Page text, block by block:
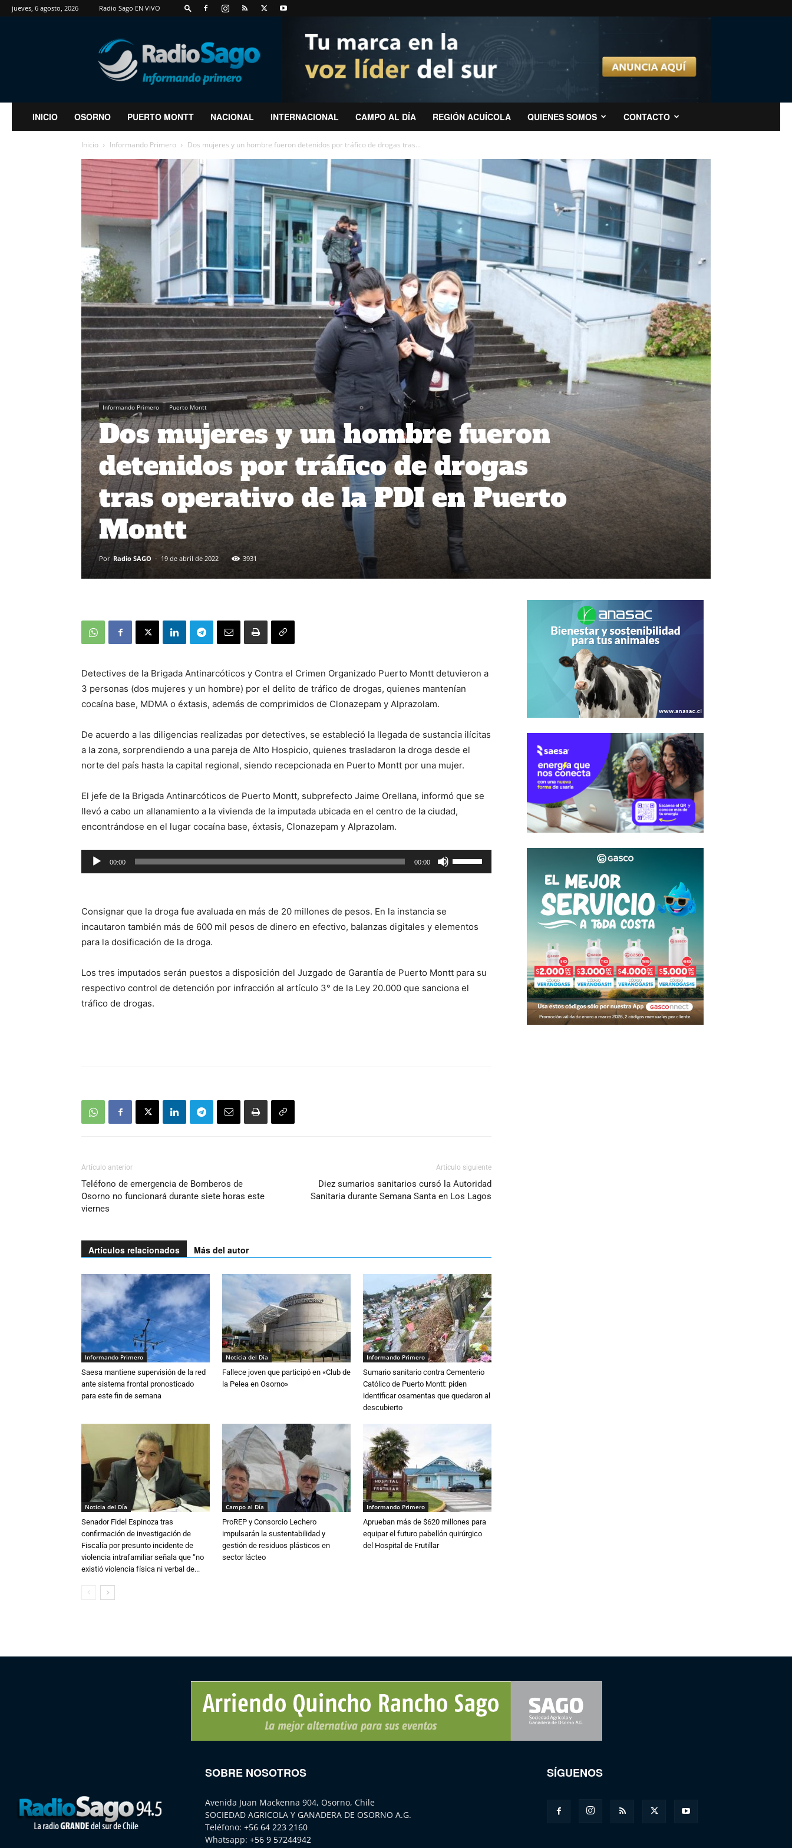
jueves, 6 agosto, 2026 Radio Sago EN VIVO
RadioSago
INICIO OSORNO PUERTO MONTT NACIONAL INTERNACIONAL CAMPO AL DÍA REGIÓN ACUÍCOLA QUIENES SOMOS CONTACTO
Inicio Informando Primero Dos mujeres y un hombre fueron detenidos por tráfico de drogas tras...
Informando Primero Puerto Montt
Dos mujeres y un hombre fueron
detenidos por tráfico de drogas
tras operativo de la PDI en Puerto
Montt
Por Radio SAGO - 19 de abril de 2022 3931
Detectives de la Brigada Antinarcóticos y Contra el Crimen Organizado Puerto Montt detuvieron a
3 personas (dos mujeres y un hombre) por el delito de tráfico de drogas, quienes mantenían
cocaína base, MDMA o éxtasis, además de comprimidos de Clonazepam y Alprazolam.
De acuerdo a las diligencias realizadas por detectives, se estableció la llegada de sustancia ilícitas
a la zona, sorprendiendo a una pareja de Alto Hospicio, quienes trasladaron la droga desde el
norte del país hasta la capital regional, siendo recepcionada en Puerto Montt por una mujer.
El jefe de la Brigada Antinarcóticos de Puerto Montt, subprefecto Jaime Orellana, informó que se
llevó a cabo un allanamiento a la vivienda de la imputada ubicada en el centro de la ciudad,
encontrándose en el lugar cocaína base, éxtasis, Clonazepam y Alprazolam.
Reproductor
de
00:00 00:00
las
arriba/abajo
o
disminuir
Consignar que la droga fue avaluada en más de 20 millones de pesos. En la instancia se
incautaron también más de 600 mil pesos de dinero en efectivo, balanzas digitales y elementos
para la dosificación de la droga.
Los tres imputados serán puestos a disposición del Juzgado de Garantía de Puerto Montt para su
respectivo control de detención por infracción al artículo 3° de la Ley 20.000 que sanciona el
tráfico de drogas.
Artículo anterior
Teléfono de emergencia de Bomberos de
Osorno no funcionará durante siete horas este
viernes
Artículo siguiente
Diez sumarios sanitarios cursó la Autoridad
Sanitaria durante Semana Santa en Los Lagos
Artículos relacionados Más del autor
Informando Primero
Saesa mantiene supervisión de la red
ante sistema frontal pronosticado
para este fin de semana
Noticia del Día
Fallece joven que participó en «Club de
la Pelea en Osorno»
Informando Primero
Sumario sanitario contra Cementerio
Católico de Puerto Montt: piden
identificar osamentas que quedaron al
descubierto
Noticia del Día
Senador Fidel Espinoza tras
confirmación de investigación de
Fiscalía por presunto incidente de
violencia intrafamiliar señala que “no
existió violencia física ni verbal de...
Campo al Día
ProREP y Consorcio Lechero
impulsarán la sustentabilidad y
gestión de residuos plásticos en
sector lácteo
Informando Primero
Aprueban más de $620 millones para
equipar el futuro pabellón quirúrgico
del Hospital de Frutillar
SOBRE NOSOTROS
Avenida Juan Mackenna 904, Osorno, Chile
SOCIEDAD AGRICOLA Y GANADERA DE OSORNO A.G.
Teléfono: +56 64 223 2160
Whatsapp: +56 9 57244942
SÍGUENOS